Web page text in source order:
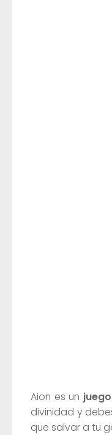
Aion es un
divinidad y
que salvar a tu